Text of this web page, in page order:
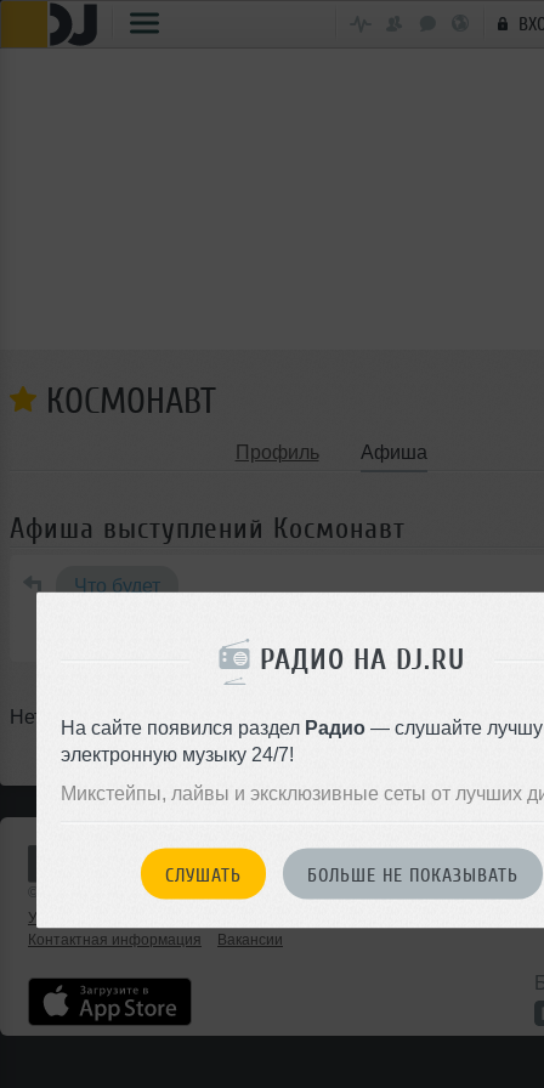
РАДИО НА DJ.RU
На сайте появился раздел Радио— слушайте
электронную музыку 24/7!
Микстейпы, лайвы и эксклюзивные сеты от лучших
СЛУШАТЬ БОЛЬШЕ НЕ ПОКАЗЫВАТЬ
КОСМОНАВТ
Профиль Афиша
Афиша выступлений Космонавт
Что будет
Нет предстоящих событий
© 2001 — 2026 «DJ.ru» Все права защищены.
Условия использования
Контактная информация
Вакансии